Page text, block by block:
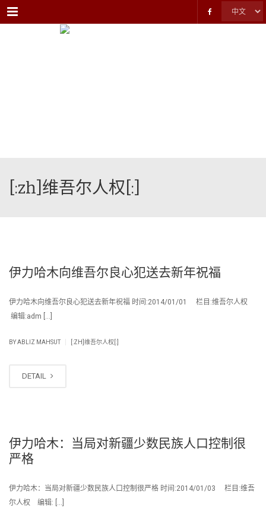
Menu
[:zh]维吾尔人权[:]
伊力哈木向维吾尔良心犯送去新年祝福
伊力哈木向维吾尔良心犯送去新年祝福 时间:2014/01/01 栏目:维吾尔人权
编辑:adm […]
BYABLIZ MAHSUT [:ZH]维吾尔人权[:]
DETAIL
伊力哈木：当局对新疆少数民族人口控制很
严格
伊力哈木：当局对新疆少数民族人口控制很严格 时间:2014/01/03 栏目:维吾
尔人权 编辑: […]